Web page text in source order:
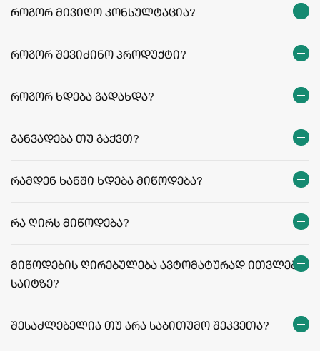
როგორ მივიღო კონსულტაცია?
როგორ შევიძინო პროდუქტი?
როგორ ხდება გადახდა?
განვადება თუ გაქვთ?
რამდენ ხანში ხდება მიწოდება?
რეგიონები:
რა ღირს მიწოდება?
მიწოდების ღირებულება ავტომატურად ითვლება
საიტზე?
შესაძლებელია თუ არა საბითუმო შეკვეთა?